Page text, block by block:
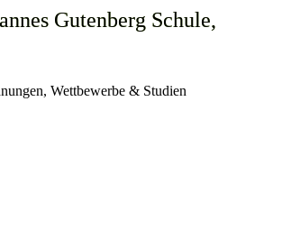
Gutenberg Schule,
Wettbewerbe & Studien